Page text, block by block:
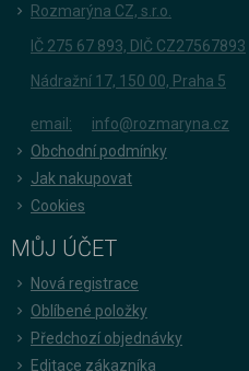
Rozmarýna CZ, s.r.o.
IČ 275 67 893, DIČ CZ27567893
Nádražní 17, 150 00, Praha 5
email:
info@rozmaryna.cz
Obchodní podmínky
Jak nakupovat
Cookies
MŮJ ÚČET
Nová registrace
Oblíbené položky
Předchozí objednávky
Editace zákazníka